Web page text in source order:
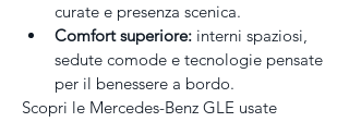
curate e presenza scenica.
Comfort superiore: interni spaziosi,
sedute comode e tecnologie pensate
per il benessere a bordo.
Scopri le Mercedes-Benz GLE usate